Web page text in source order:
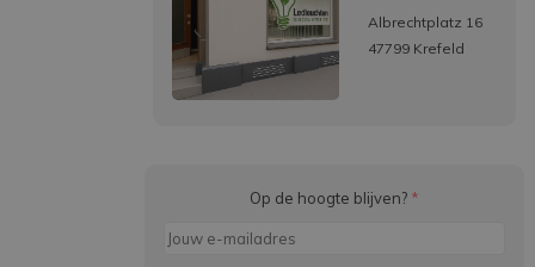
Albrechtplatz 16
47799 Krefeld
Op de hoogte blijven? *